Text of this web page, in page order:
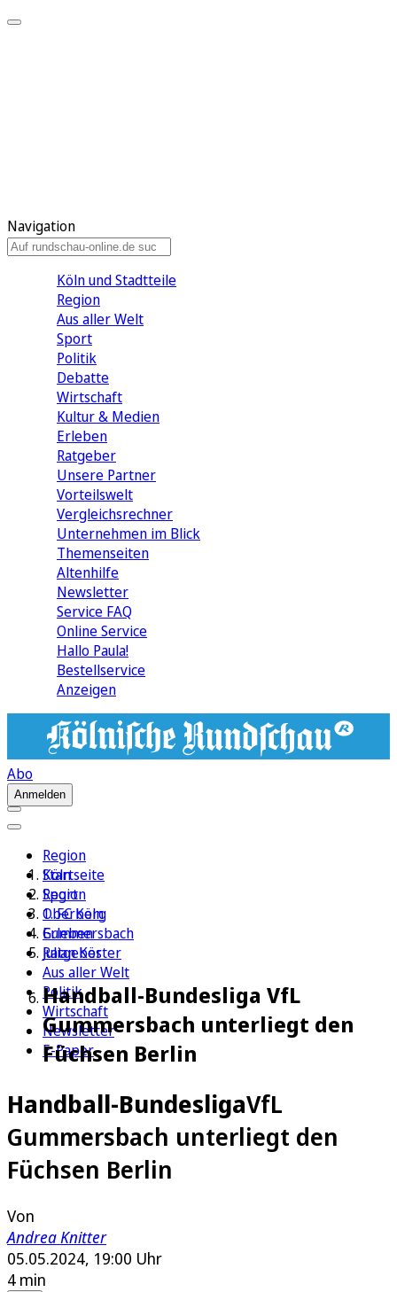
Navigation
Köln und Stadtteile
Region
Aus aller Welt
Sport
Politik
Debatte
Wirtschaft
Kultur & Medien
Erleben
Ratgeber
Unsere Partner
Vorteilswelt
Vergleichsrechner
Unternehmen im Blick
Themenseiten
Altenhilfe
Newsletter
Service FAQ
Online Service
Hallo Paula!
Bestellservice
Anzeigen
Abo
Anmelden
Region
Köln
Sport
1. FC Köln
Erleben
Ratgeber
Aus aller Welt
Politik
Wirtschaft
Newsletter
E-Paper
Startseite
Region
Oberberg
Gummersbach
Julian Köster
Handball-Bundesliga VfL
Gummersbach unterliegt den
Füchsen Berlin
Handball-BundesligaVfL
Gummersbach unterliegt den
Füchsen Berlin
Von
Andrea Knitter
05.05.2024, 19:00 Uhr
4 min